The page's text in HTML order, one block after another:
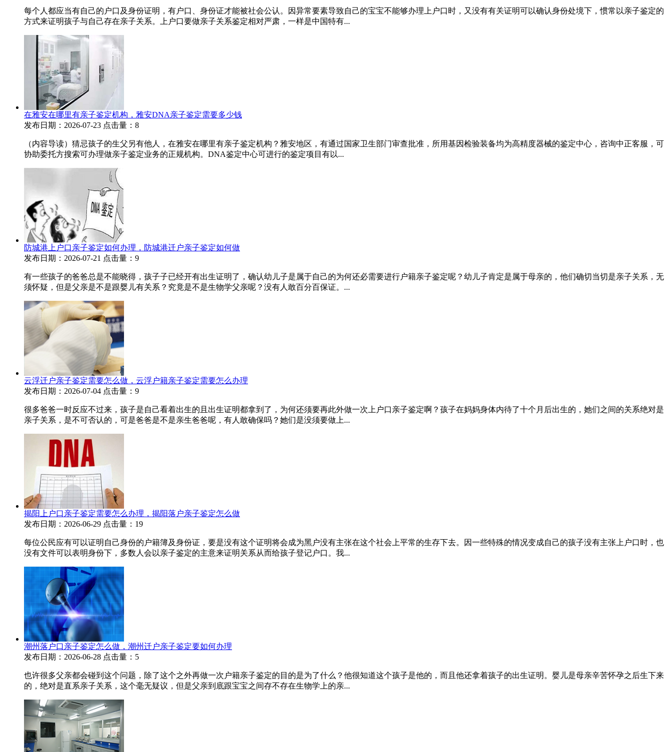
每个人都应当有自己的户口及身份证明，有户口、身份证才能被社会公认。因异常要素导致自己的宝宝不能够办理上户口时，又没有有关证明可以确认身份处境下，惯常以亲子鉴定的
方式来证明孩子与自己存在亲子关系。上户口要做亲子关系鉴定相对严肃，一样是中国特有...
在雅安在哪里有亲子鉴定机构，雅安DNA亲子鉴定需要多少钱
发布日期：2026-07-23 点击量：8
（内容导读）猜忌孩子的生父另有他人，在雅安在哪里有亲子鉴定机构？雅安地区，有通过国家卫生部门审查批准，所用基因检验装备均为高精度器械的鉴定中心，咨询中正客服，可
协助委托方搜索可办理做亲子鉴定业务的正规机构。DNA鉴定中心可进行的鉴定项目有以...
防城港上户口亲子鉴定如何办理，防城港迁户亲子鉴定如何做
发布日期：2026-07-21 点击量：9
有一些孩子的爸爸总是不能晓得，孩子子已经开有出生证明了，确认幼儿子是属于自己的为何还必需要进行户籍亲子鉴定呢？幼儿子肯定是属于母亲的，他们确切当切是亲子关系，无
须怀疑，但是父亲是不是跟婴儿有关系？究竟是不是生物学父亲呢？没有人敢百分百保证。...
云浮迁户亲子鉴定需要怎么做，云浮户籍亲子鉴定需要怎么办理
发布日期：2026-07-04 点击量：9
很多爸爸一时反应不过来，孩子是自己看着出生的且出生证明都拿到了，为何还须要再此外做一次上户口亲子鉴定啊？孩子在妈妈身体内待了十个月后出生的，她们之间的关系绝对是
亲子关系，是不可否认的，可是爸爸是不是亲生爸爸呢，有人敢确保吗？她们是没须要做上...
揭阳上户口亲子鉴定需要怎么办理，揭阳落户亲子鉴定怎么做
发布日期：2026-06-29 点击量：19
每位公民应有可以证明自己身份的户籍簿及身份证，要是没有这个证明将会成为黑户没有主张在这个社会上平常的生存下去。因一些特殊的情况变成自己的孩子没有主张上户口时，也
没有文件可以表明身份下，多数人会以亲子鉴定的主意来证明关系从而给孩子登记户口。我...
潮州落户口亲子鉴定怎么做，潮州迁户亲子鉴定要如何办理
发布日期：2026-06-28 点击量：5
也许很多父亲都会碰到这个问题，除了这个之外再做一次户籍亲子鉴定的目的是为了什么？他很知道这个孩子是他的，而且他还拿着孩子的出生证明。婴儿是母亲辛苦怀孕之后生下来
的，绝对是直系亲子关系，这个毫无疑议，但是父亲到底跟宝宝之间存不存在生物学上的亲...